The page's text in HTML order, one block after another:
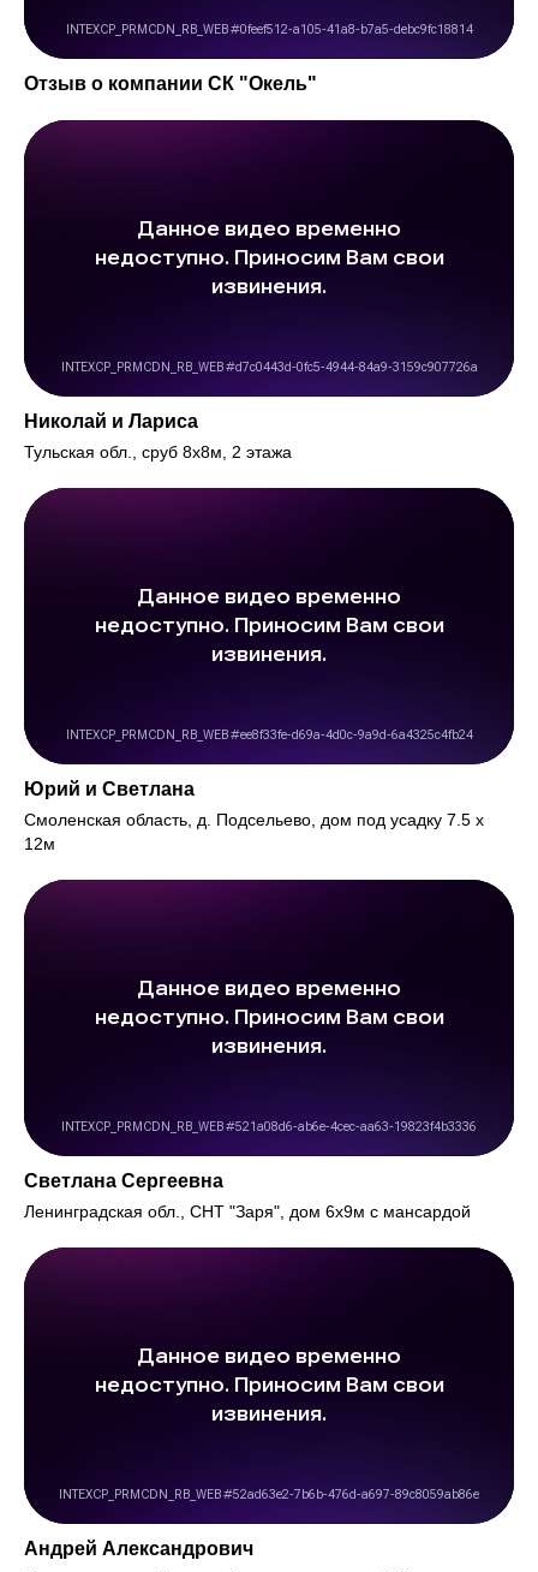
Отзыв о компании СК "Окель"
Николай и Лариса
Тульская обл., сруб 8х8м, 2 этажа
Юрий и Светлана
Смоленская область, д. Подсельево, дом под усадку 7.5 х
12м
Светлана Сергеевна
Ленинградская обл., СНТ "Заря", дом 6х9м с мансардой
Андрей Александрович